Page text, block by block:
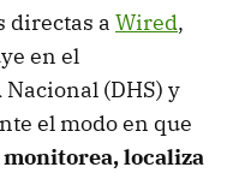
directas a Wired,
en el
(DHS) y
el modo en que
monitorea, localiza